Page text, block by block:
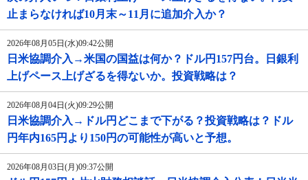
止まらなければ10月末～11月に追加介入か？
2026年08月05日(水)09:42公開
日米協調介入→米国の国益は何か？ドル円157円台。日銀利
上げペース上げざるを得ないか。投資戦略は？
2026年08月04日(火)09:29公開
日米協調介入→ドル円どこまで下がる？投資戦略は？ドル
円年内165円より150円の可能性が高いと予想。
2026年08月03日(月)09:37公開